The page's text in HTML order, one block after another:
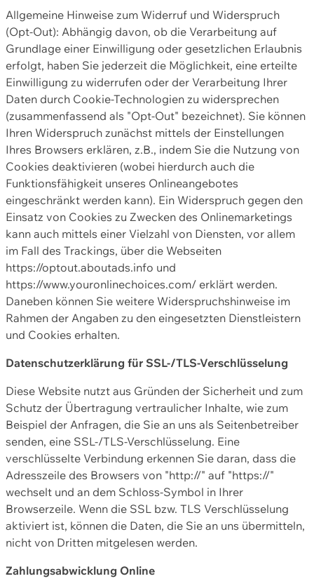
Allgemeine Hinweise zum Widerruf und Widerspruch
(Opt-Out): Abhängig davon, ob die Verarbeitung auf
Grundlage einer Einwilligung oder gesetzlichen Erlaubnis
erfolgt, haben Sie jederzeit die Möglichkeit, eine erteilte
Einwilligung zu widerrufen oder der Verarbeitung Ihrer
Daten durch Cookie-Technologien zu widersprechen
(zusammenfassend als "Opt-Out" bezeichnet). Sie können
Ihren Widerspruch zunächst mittels der Einstellungen
Ihres Browsers erklären, z.B., indem Sie die Nutzung von
Cookies deaktivieren (wobei hierdurch auch die
Funktionsfähigkeit unseres Onlineangebotes
eingeschränkt werden kann). Ein Widerspruch gegen den
Einsatz von Cookies zu Zwecken des Onlinemarketings
kann auch mittels einer Vielzahl von Diensten, vor allem
im Fall des Trackings, über die Webseiten
https://optout.aboutads.info und
https://www.youronlinechoices.com/ erklärt werden.
Daneben können Sie weitere Widerspruchshinweise im
Rahmen der Angaben zu den eingesetzten Dienstleistern
und Cookies erhalten.
Datenschutzerklärung für SSL-/TLS-Verschlüsselung
Diese Website nutzt aus Gründen der Sicherheit und zum
Schutz der Übertragung vertraulicher Inhalte, wie zum
Beispiel der Anfragen, die Sie an uns als Seitenbetreiber
senden, eine SSL-/TLS-Verschlüsselung. Eine
verschlüsselte Verbindung erkennen Sie daran, dass die
Adresszeile des Browsers von "http://" auf "https://"
wechselt und an dem Schloss-Symbol in Ihrer
Browserzeile. Wenn die SSL bzw. TLS Verschlüsselung
aktiviert ist, können die Daten, die Sie an uns übermitteln,
nicht von Dritten mitgelesen werden.
Zahlungsabwicklung Online